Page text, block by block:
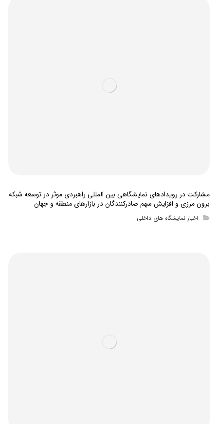
مشارکت در رویدادهای نمایشگاهی بین المللی راهبردی موثر در توسعه شبکه
برون مرزی و افزایش سهم صادرکنندگان در بازارهای منطقه و جهان
اخبار نمایشگاه های داخلی